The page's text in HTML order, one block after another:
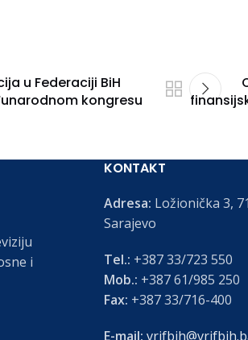
u Federaciji BiH
kongresu
i
KONTAKT
Adresa: Ložionička 3,
Sarajevo
Tel.: +387 33/723 550
Mob.: +387 61/985 250
Fax: +387 33/716-400
E-mail: